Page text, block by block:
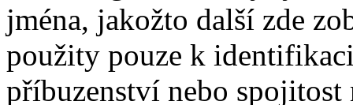
jména, jakožto další zde
použity pouze k
příbuzenství nebo